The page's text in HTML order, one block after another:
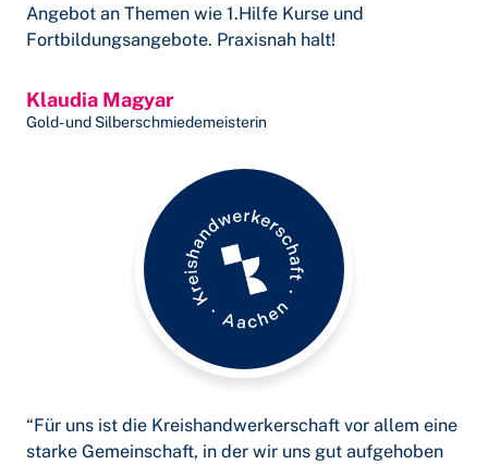
Angebot an Themen wie 1.Hilfe Kurse und
Fortbildungsangebote. Praxisnah halt!
Klaudia Magyar
Gold- und Silberschmiedemeisterin
“Für uns ist die Kreishandwerkerschaft vor allem eine
starke Gemeinschaft, in der wir uns gut aufgehoben